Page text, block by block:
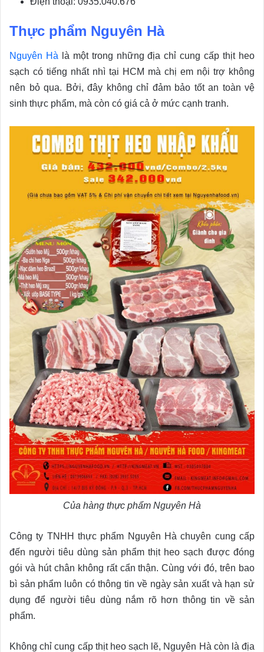
Thực phẩm Nguyên Hà
Nguyên Hà là một trong những địa chỉ cung cấp thịt heo
sạch có tiếng nhất nhì tại HCM mà chị em nội trợ không
nên bỏ qua. Bởi, đây không chỉ đảm bảo tốt an toàn vệ
sinh thực phẩm, mà còn có giá cả ở mức cạnh tranh.
Của hàng thực phẩm Nguyên Hà
Công ty TNHH thực phẩm Nguyên Hà chuyên cung cấp
đến người tiêu dùng sản phẩm thịt heo sạch được đóng
gói và hút chân không rất cẩn thận. Cùng với đó, trên bao
bì sản phẩm luôn có thông tin về ngày sản xuất và hạn sử
dụng để người tiêu dùng nắm rõ hơn thông tin về sản
phẩm.
Không chỉ cung cấp thịt heo sạch lẽ, Nguyên Hà còn là địa